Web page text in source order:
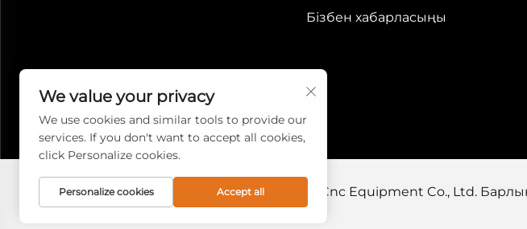
Бізбен хабарласыңы
Copyright © 2026 Leading (shandong) Cnc Equipment Co., Ltd.
деректерді қорғау саясаты
We value your privacy
We use cookies and similar tools to provide our
services. If you don't want to accept all cookies,
click Personalize cookies.
Personalize cookies Accept all